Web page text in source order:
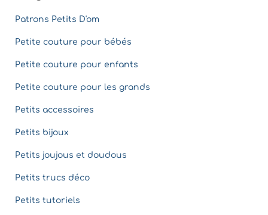
Patrons Petits D'om
Petite couture pour bébés
Petite couture pour enfants
Petite couture pour les grands
Petits accessoires
Petits bijoux
Petits joujous et doudous
Petits trucs déco
Petits tutoriels